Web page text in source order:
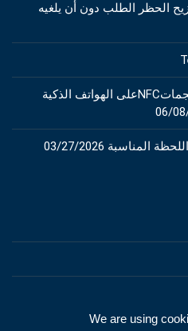
We are using
الحظر الطلب دون أن يلغيه
كاسبرسكي تكشف عن ارتفاع هجماتNFCعلى الهواتف الذكية
06/
03/27/2026